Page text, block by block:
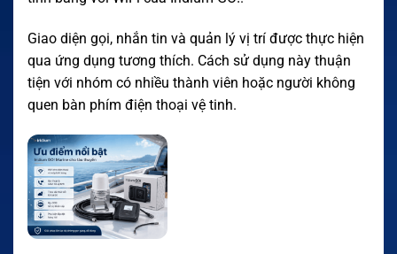
Giao diện gọi, nhắn tin và quản lý vị trí được thực hiện
qua ứng dụng tương thích. Cách sử dụng này thuận
tiện với nhóm có nhiều thành viên hoặc người không
quen bàn phím điện thoại vệ tinh.